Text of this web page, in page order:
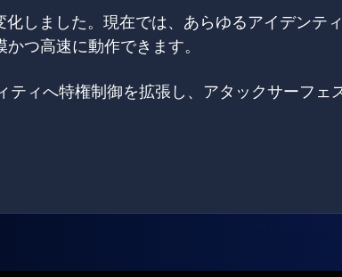
しました。現在では、あらゆるアイデンテ
つ高速に動作できます。
ィへ特権制御を拡張し、アタックサーフェ